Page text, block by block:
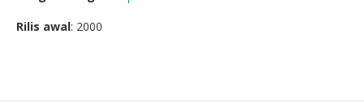
Rilis awal: 2000